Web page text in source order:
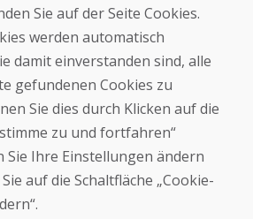
und Umtausch von Waren
personenbezogener Daten
Sie auf der Seite Cookies.
werden automatisch
damit einverstanden sind, alle
gefundenen Cookies zu
Sie dies durch Klicken auf die
zu und fortfahren“
Sie Ihre Einstellungen ändern
auf die Schaltfläche „Cookie-